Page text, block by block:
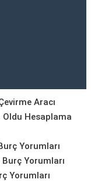
Aracı
Oldu Hesaplama
Yorumları
Yorumları
Yorumları